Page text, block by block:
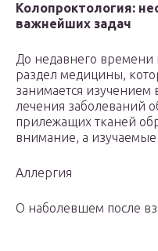
Колопроктология:
важнейших задач
До недавнего
раздел медицины,
занимается изучением
лечения заболеваний
прилежащих тканей
внимание, а
Аллергия
О наболевшем после